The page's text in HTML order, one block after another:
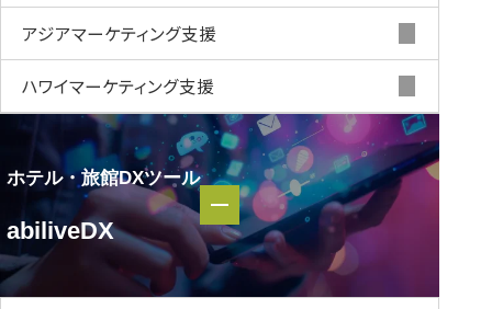
アジアマーケティング支援
ハワイマーケティング支援
ホテル・
旅館DXツール
abiliveDX
ホテル・旅館DXツール
abiliveDX